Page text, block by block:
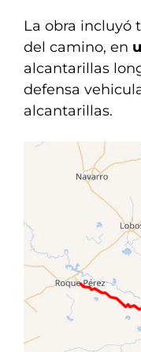
La obra incluyó
del camino, en
alcantarillas
defensa
alcantarillas.